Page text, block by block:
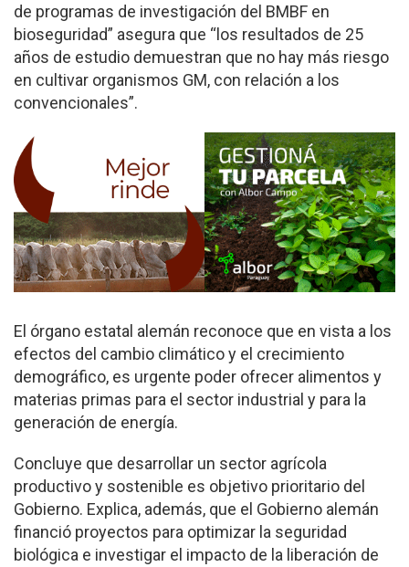
de programas de investigación del BMBF en
bioseguridad” asegura que “los resultados de 25
años de estudio demuestran que no hay más riesgo
en cultivar organismos GM, con relación a los
convencionales”.
El órgano estatal alemán reconoce que en vista a los
efectos del cambio climático y el crecimiento
demográfico, es urgente poder ofrecer alimentos y
materias primas para el sector industrial y para la
generación de energía.
Concluye que desarrollar un sector agrícola
productivo y sostenible es objetivo prioritario del
Gobierno. Explica, además, que el Gobierno alemán
financió proyectos para optimizar la seguridad
biológica e investigar el impacto de la liberación de